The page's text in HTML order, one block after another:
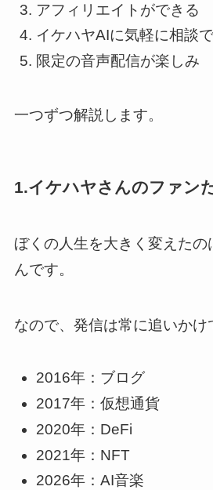
アフィリエイトができる
イケハヤAIに気軽に相談
限定の音声配信が楽しみ
一つずつ解説します。
1.イケハヤさんのファン
ぼくの人生を大きく変えたの
んです。
なので、発信は常に追いかけ
2016年：ブログ
2017年：仮想通貨
2020年：DeFi
2021年：NFT
2026年：AI音楽